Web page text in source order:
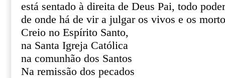
está sentado à direita de Deus Pai, todo
de onde há de vir a julgar os vivos e os
Creio no Espírito Santo,
na Santa Igreja Católica
na comunhão dos Santos
Na remissão dos pecados